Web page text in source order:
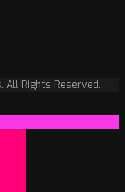
All Rights Reserved.